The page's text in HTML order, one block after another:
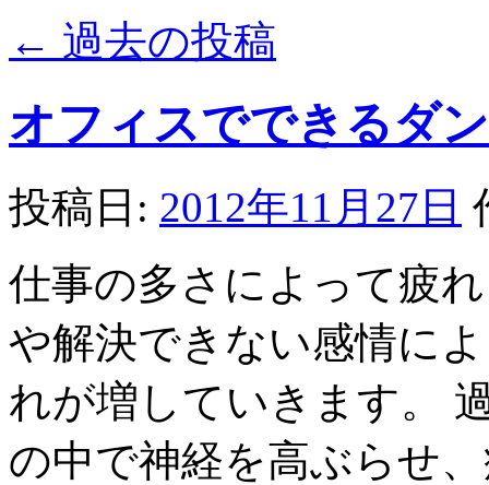
← 過去の投稿
オフィスでできるダ
投稿日: 2012年11月27日
仕事の多さによって疲
や解決できない感情に
れが増していきます。
の中で神経を高ぶらせ